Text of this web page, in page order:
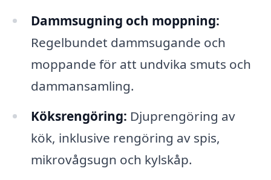
Dammsugning och moppning:
Regelbundet dammsugande och
moppande för att undvika smuts och
dammansamling.
Köksrengöring: Djuprengöring av
kök, inklusive rengöring av spis,
mikrovågsugn och kylskåp.